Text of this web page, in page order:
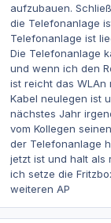
aufzubauen.
die Telefonanlage
Telefonanlage ist
Die Telefonanlage
und wenn ich den
ist reicht das WLAn
Kabel neulegen ist
nächstes Jahr
vom Kollegen
der Telefonanlage
jetzt ist und halt als
ich setze die
weiteren AP